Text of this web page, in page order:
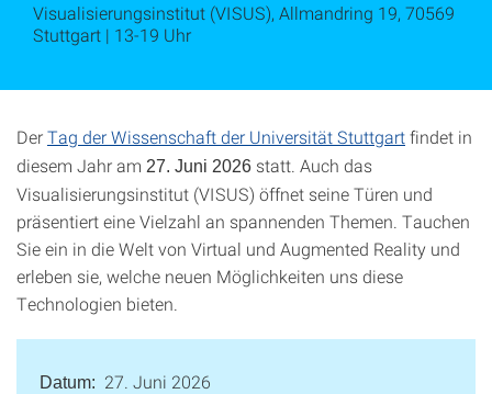
Visualisierungsinstitut (VISUS), Allmandring 19, 70569
Stuttgart | 13-19 Uhr
DerTag der Wissenschaft der Universität Stuttgartfindet in
diesem Jahr am 27. Juni 2026 statt. Auch das
Visualisierungsinstitut (VISUS) öffnet seine Türen und
präsentiert eine Vielzahl an spannenden Themen. Tauchen
Sie ein in die Welt von Virtual und Augmented Reality und
erleben sie, welche neuen Möglichkeiten uns diese
Technologien bieten.
Datum: 27. Juni 2026